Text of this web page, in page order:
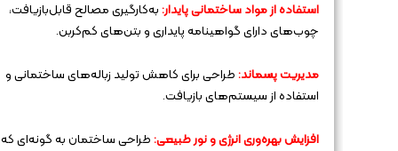
استفاده از مواد ساختمانی پایدار:به‌کارگیری مصالح قابل‌بازیافت،
چوب‌های دارای گواهینامه پایداری و بتن‌های کم‌کربن.
مدیریت پسماند:طراحی برای کاهش تولید زباله‌های ساختمانی و
استفاده از سیستم‌های بازیافت.
افزایش بهره‌وری انرژی و نور طبیعی:طراحی ساختمان به گونه‌ای که